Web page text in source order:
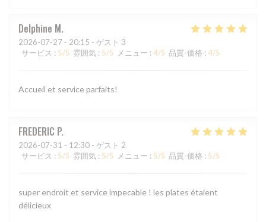
Delphine M
2026-07-27 - 20:15 - ゲスト 3
サービス : 5/5 雰囲気 : 5/5 メニュー : 4/5 品質-価格 : 4/5
Accueil et service parfaits!
FREDERIC P
2026-07-31 - 12:30 - ゲスト 2
サービス : 5/5 雰囲気 : 5/5 メニュー : 5/5 品質-価格 : 5/5
super endroit et service impecable ! les plates étaient
délicieux